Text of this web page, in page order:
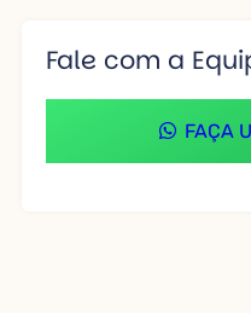
Fale com a
FAÇA